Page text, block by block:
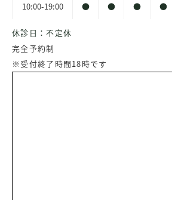
10:00-19:00
● ● ● ●
休診日：不定休
完全予約制
※受付終了時間18時です